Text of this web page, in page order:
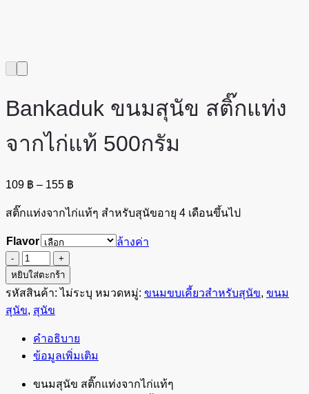
Bankaduk ขนมสุนัข สติ๊กแท่ง
จากไก่แท้ 500กรัม
109 ฿ – 155 ฿
109 ฿
155 ฿
สติ๊กแท่งจากไก่แท้ๆ สำหรับสุนัขอายุ 4 เดือนขึ้นไป
Flavor
ล้างค่า
จำนวน
Bankaduk
ขนม
สุนัข
แท่ง
จาก
หยิบใส่ตะกร้า
รหัสสินค้า:ไม่ระบุ หมวดหมู่: ขนมขบเคี้ยวสำหรับสุนัข, ขนม
สุนัข, สุนัข
คำอธิบาย
ข้อมูลเพิ่มเติม
ขนมสุนัข สติ๊กแท่งจากไก่แท้ๆ